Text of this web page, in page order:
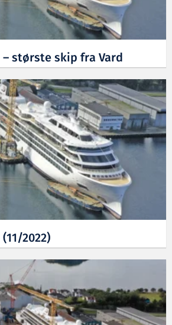
største skip fra Vard
2022)